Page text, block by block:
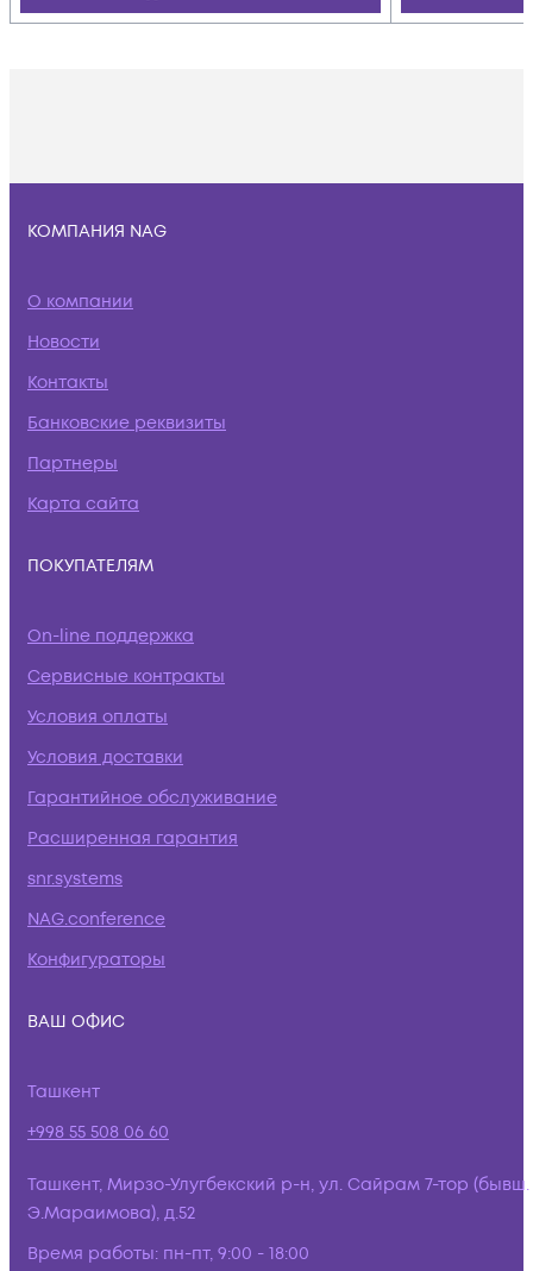
КОМПАНИЯ NAG
О компании
Новости
Контакты
Банковские реквизиты
Партнеры
Карта сайта
ПОКУПАТЕЛЯМ
On-line поддержка
Сервисные контракты
Условия оплаты
Условия доставки
Гарантийное обслуживание
Расширенная гарантия
snr.systems
NAG.conference
Конфигураторы
ВАШ ОФИС
Ташкент
+998 55 508 06 60
Ташкент, Мирзо-Улугбекский р-н, ул. Сайрам 7-тор (бывш.
Э.Мараимова), д.52
Время работы: пн-пт, 9:00 - 18:00